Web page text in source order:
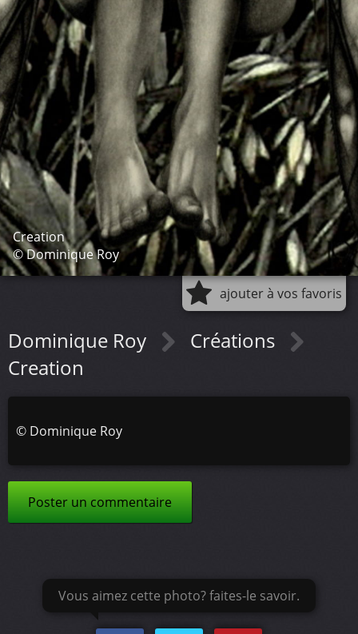
Creation
© Dominique Roy
ajouter à vos favoris
Dominique Roy
Créations
Creation
© Dominique Roy
Poster un commentaire
Vous aimez cette photo? faites-le savoir.